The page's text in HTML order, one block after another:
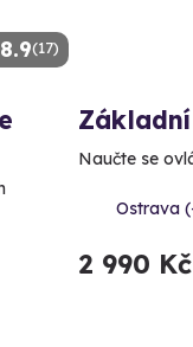
8.9(17)
Naučte se
Ostrava
2 990 Kč